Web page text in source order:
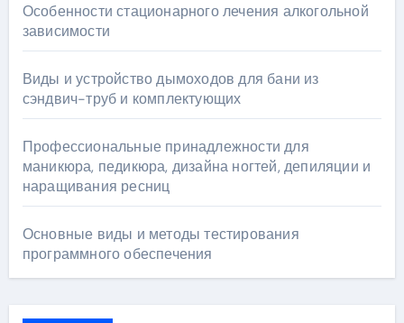
Особенности стационарного лечения алкогольной
зависимости
Виды и устройство дымоходов для бани из
сэндвич-труб и комплектующих
Профессиональные принадлежности для
маникюра, педикюра, дизайна ногтей, депиляции и
наращивания ресниц
Основные виды и методы тестирования
программного обеспечения